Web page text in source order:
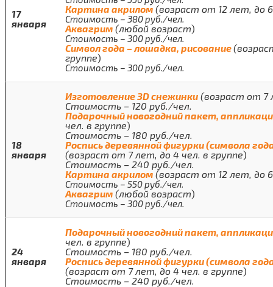
17
января
Картина акрилом (возраст от 12 лет, до
Стоимость – 380 руб./чел.
Аквагрим (любой возраст)
Стоимость – 300 руб./чел.
Символ года – лошадка, рисование
группе)
Стоимость – 300 руб./чел.
18
января
Изготовление 3Dснежинки (возраст от 7
Стоимость – 120 руб./чел.
Подарочный новогодний пакет,
чел. в группе)
Стоимость – 180 руб./чел.
Роспись деревянной фигурки (символа
(возраст от 7 лет, до 4 чел. в группе)
Стоимость – 240 руб./чел.
Картина акрилом (возраст от 12 лет, до
Стоимость – 550 руб./чел.
Аквагрим (любой возраст)
Стоимость – 300 руб./чел.
24
января
Подарочный новогодний пакет,
чел. в группе)
Стоимость – 180 руб./чел.
Роспись деревянной фигурки (символа
(возраст от 7 лет, до 4 чел. в группе)
Стоимость – 240 руб./чел.